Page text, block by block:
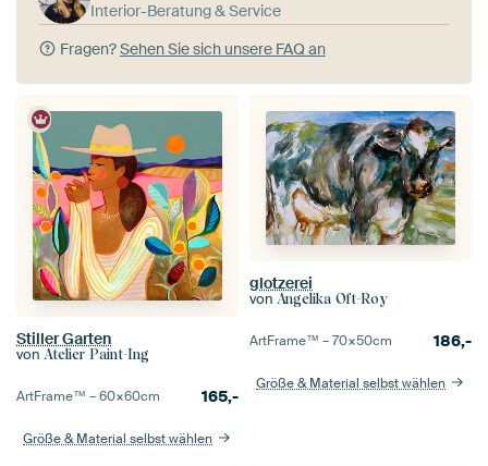
Interior-Beratung & Service
Fragen?Sehen Sie sich unsere FAQ an
Stiller Garten
von Atelier Paint-Ing
ArtFrame™ –60×60cm 165,-
Größe & Material selbst wählen
glotzerei
von Angelika Oft-Roy
ArtFrame™ –70×50cm 186,-
Größe & Material selbst wählen